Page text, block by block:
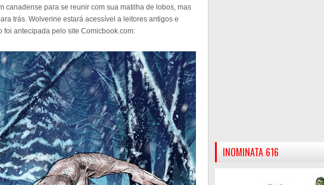
canadense para se reunir com sua matilha de lobos, mas
trás. Wolverine estará acessível a leitores antigos e
antecipada pelo site Comicbook.com:
INOMINATA 616